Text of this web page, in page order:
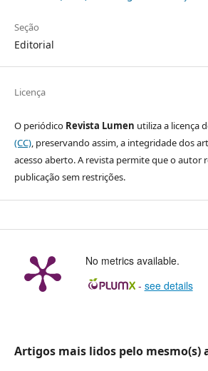
Seção
Editorial
Licença
O periódico Revista Lumen utiliza a licença
(CC), preservando assim, a integridade dos
acesso aberto. A revista permite que o autor
publicação sem restrições.
No metrics available.
- see details
Artigos mais lidos pelo mesmo(s)